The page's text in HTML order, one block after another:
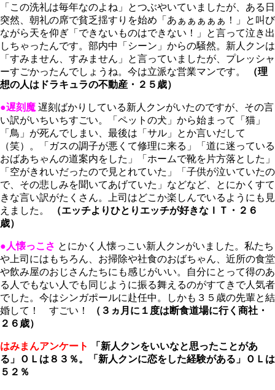
「この洗礼は毎年なのよね」とつぶやいていましたが、ある日
突然、朝礼の席で貧乏揺すりを始め「あぁぁぁぁぁ！」と叫び
ながら天を仰ぎ「できないものはできない！」と言って泣き出
しちゃったんです。部内中「シーン」からの騒然。新人クンは
「すみません、すみません」と言っていましたが、プレッシャ
ーすごかったんでしょうね。今は立派な営業マンです。
（理
想の人はドラキュラの不動産・２５歳）
●遅刻魔 遅刻ばかりしている新人クンがいたのですが、その言
い訳がいちいちすごい。「ペットの犬」から始まって「猫」
「鳥」が死んでしまい、最後は「サル」とか言いだして
（笑）。「ガスの調子が悪くて修理に来る」「道に迷っている
おばあちゃんの道案内をした」「ホームで靴を片方落とした」
「空がきれいだったので見とれていた」「子供が泣いていたの
で、その悲しみを聞いてあげていた」などなど、とにかくすて
きな言い訳がたくさん。上司はどこか楽しんでいるようにも見
えました。
（エッチよりひとりエッチが好きなＩＴ・２６
歳）
●人懐っこさ とにかく人懐っこい新人クンがいました。私たち
や上司にはもちろん、お掃除や社食のおばちゃん、近所の食堂
や飲み屋のおじさんたちにも感じがいい。自分にとって得のあ
る人でもない人でも同じように振る舞えるのがすてきで人気者
でした。今はシンガポールに赴任中。しかも３５歳の先輩と結
婚して！ すごい！
（３ヵ月に１度は断食道場に行く商社・
２６歳）
はみまんアンケート
「新人クンをいいなと思ったことがあ
る」ＯＬは８３％。「新人クンに恋をした経験がある」ＯＬは
５２％